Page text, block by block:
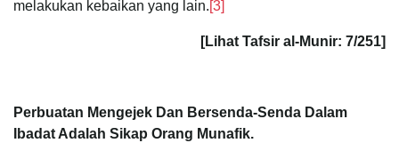
melakukan kebaikan yang lain.[3]
[Lihat Tafsir al-Munir: 7/251]
Perbuatan Mengejek Dan Bersenda-Senda Dalam
Ibadat Adalah Sikap Orang Munafik.